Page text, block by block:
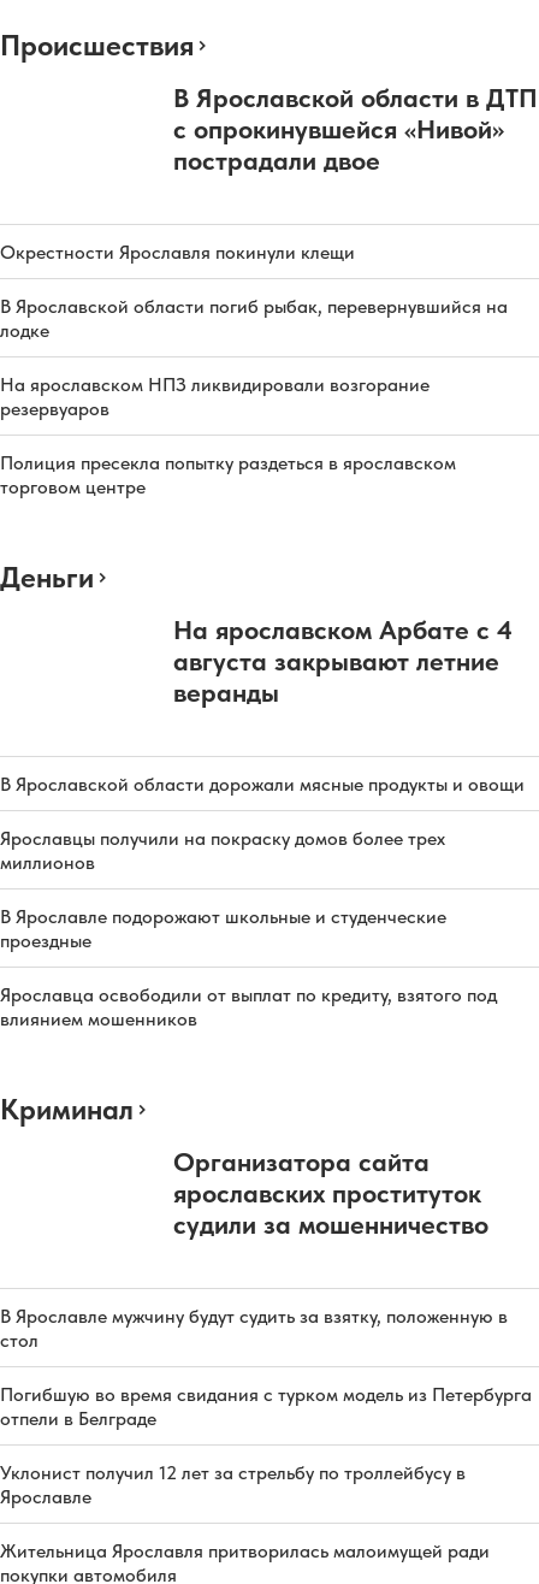
Происшествия
В Ярославской области в ДТП
с опрокинувшейся «Нивой»
пострадали двое
Окрестности Ярославля покинули клещи
В Ярославской области погиб рыбак, перевернувшийся на
лодке
На ярославском НПЗ ликвидировали возгорание
резервуаров
Полиция пресекла попытку раздеться в ярославском
торговом центре
Деньги
На ярославском Арбате с 4
августа закрывают летние
веранды
В Ярославской области дорожали мясные продукты и овощи
Ярославцы получили на покраску домов более трех
миллионов
В Ярославле подорожают школьные и студенческие
проездные
Ярославца освободили от выплат по кредиту, взятого под
влиянием мошенников
Криминал
Организатора сайта
ярославских проституток
судили за мошенничество
В Ярославле мужчину будут судить за взятку, положенную в
стол
Погибшую во время свидания с турком модель из Петербурга
отпели в Белграде
Уклонист получил 12 лет за стрельбу по троллейбусу в
Ярославле
Жительница Ярославля притворилась малоимущей ради
покупки автомобиля